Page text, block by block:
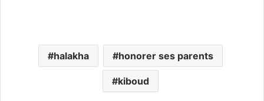
halakha honorer ses parents
kiboud